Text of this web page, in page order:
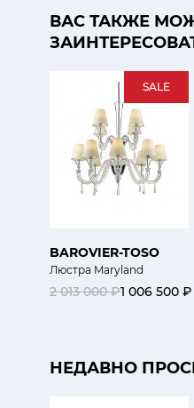
ВАС ТАКЖЕ
SALE
BAROVIER-TOSO
Люстра Maryland
2 013 000 ₽1 006 500 ₽
НЕДАВНО